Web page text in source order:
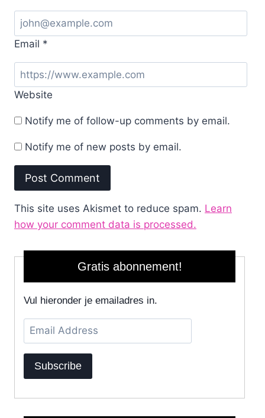
Email *
Website
Notify me of follow-up comments by email.
Notify me of new posts by email.
This site uses Akismet to reduce spam. Learn
how your comment data is processed.
Gratis abonnement!
Vul hieronder je emailadres in.
Email
Address
Subscribe